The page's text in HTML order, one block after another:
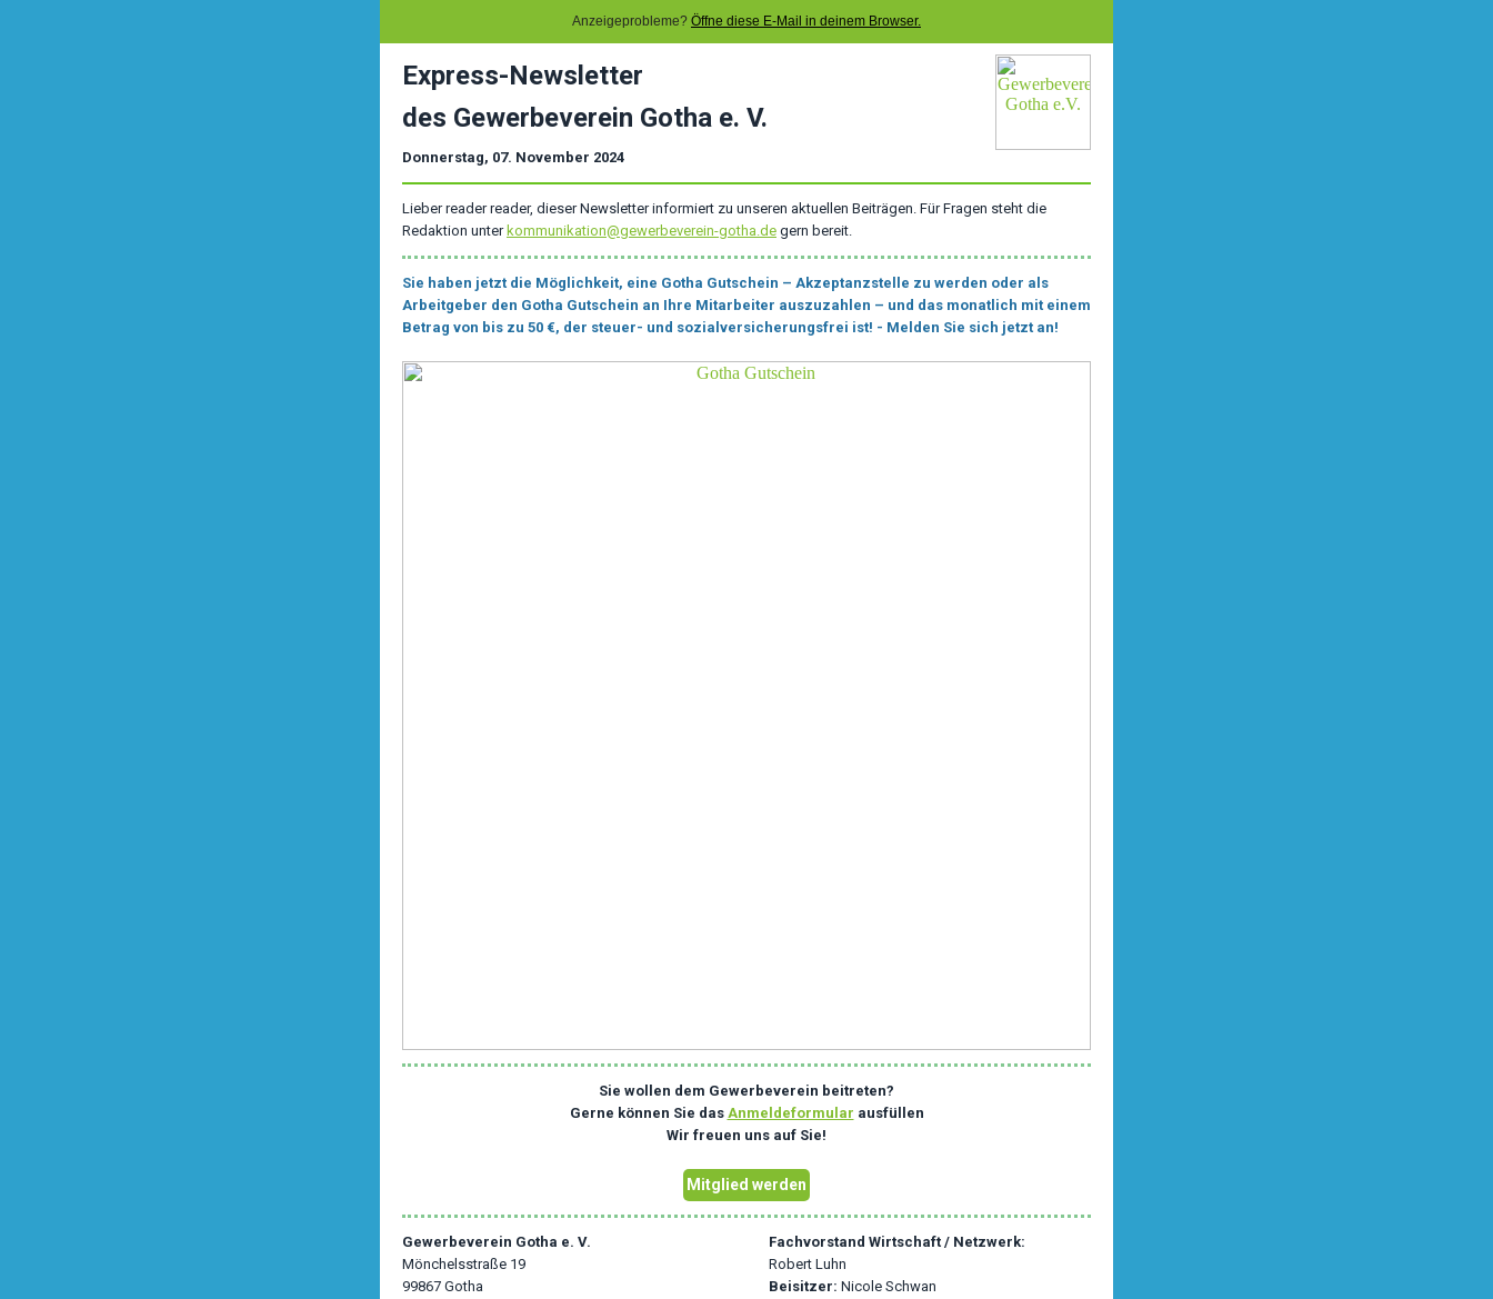
Anzeigeprobleme? Öffne diese E-Mail in deinem Browser.
Express-Newsletter
des Gewerbeverein Gotha e. V.
Donnerstag, 07. November 2024
Lieber reader reader, dieser Newsletter informiert zu unseren aktuellen Beiträgen. Für Fragen steht die
Redaktion unter kommunikation@gewerbeverein-gotha.de gern bereit.
Sie haben jetzt die Möglichkeit, eine Gotha Gutschein – Akzeptanzstelle zu werden oder als
Arbeitgeber den Gotha Gutschein an Ihre Mitarbeiter auszuzahlen – und das monatlich mit einem
Betrag von bis zu 50 €, der steuer- und sozialversicherungsfrei ist! - Melden Sie sich jetzt an!
Sie wollen dem Gewerbeverein beitreten?
Gerne können Sie das Anmeldeformular ausfüllen
Wir freuen uns auf Sie!
Mitglied werden
Gewerbeverein Gotha e. V.
Mönchelsstraße 19
99867 Gotha
Fachvorstand Wirtschaft / Netzwerk:
Robert Luhn
Beisitzer: Nicole Schwan